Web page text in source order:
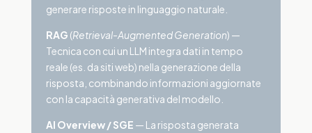
generare risposte in linguaggio naturale.
RAG (Retrieval-Augmented Generation) —
Tecnica con cui un LLM integra dati in tempo
reale (es. da siti web) nella generazione della
risposta, combinando informazioni aggiornate
con la capacità generativa del modello.
AI Overview / SGE — La risposta generata